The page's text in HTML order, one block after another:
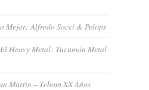
Mejor: Alfredo Socci & Pelops
Heavy Metal: Tucumán Metal
Martín – Tehom XX Años